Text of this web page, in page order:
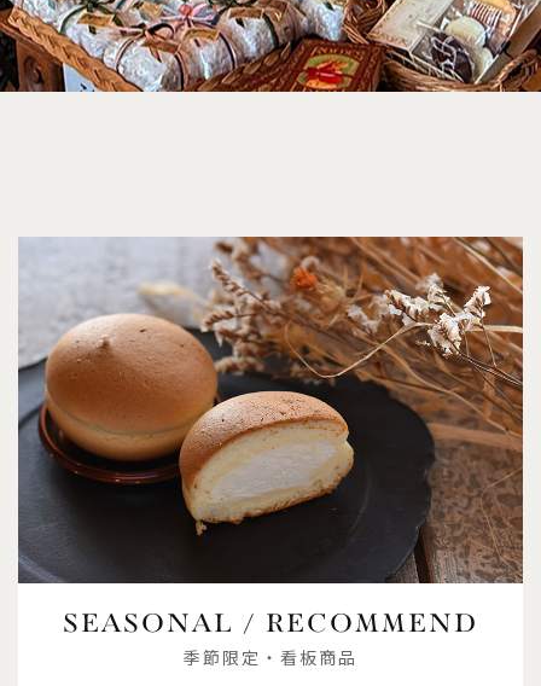
SEASONAL / RECOMMEND
季節限定・看板商品